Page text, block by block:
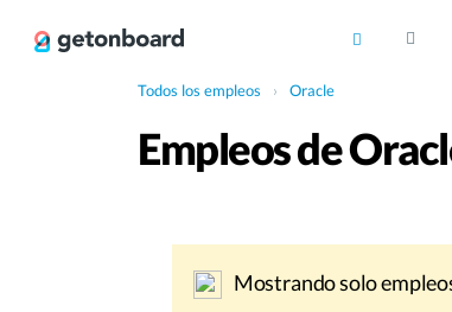
Todos los empleos › Oracle
Empleos de
Mostrando solo